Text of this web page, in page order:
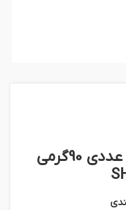
كنسرو نچرال گربه پك 3 عددي 90گرمي